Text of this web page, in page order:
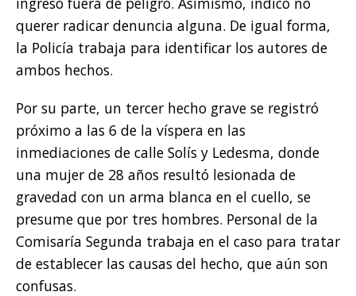
querer radicar denuncia alguna. De igual forma,
la Policía trabaja para identificar los autores de
ambos hechos.
Por su parte, un tercer hecho grave se registró
próximo a las 6 de la víspera en las
inmediaciones de calle Solís y Ledesma, donde
una mujer de 28 años resultó lesionada de
gravedad con un arma blanca en el cuello, se
presume que por tres hombres. Personal de la
Comisaría Segunda trabaja en el caso para tratar
de establecer las causas del hecho, que aún son
confusas.